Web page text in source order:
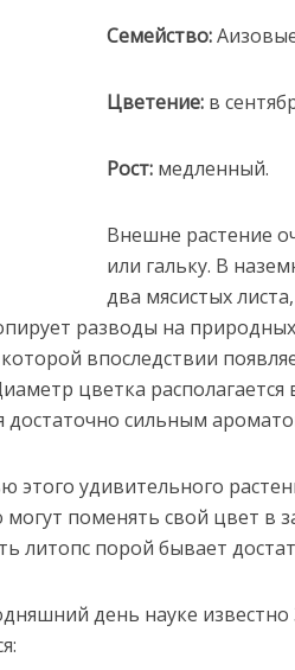
Семейство:
Цветение: в
Рост: медленный.
Внешне растение
или гальку. В
два мясистых
разводы на
впоследствии
цветка располагается
сильным
удивительного
поменять свой цвет в
литопс порой бывает
день науке